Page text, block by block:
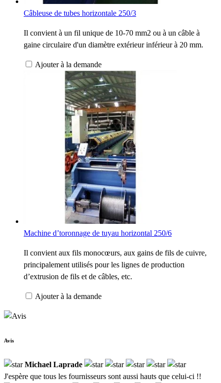
Câbleuse de tubes horizontale 250/3
Il convient à un fil unique de 10-70 mm2 ou à un câble à
gaine circulaire d'un diamètre extérieur inférieur à 20 mm.
Ajouter à la demande
Machine d’toronnage de tuyau horizontal 250/6
Il convient aux fils monocœurs, aux gains de fils de cuivre,
principalement utilisés pour les lignes de production
d’extrusion de fils et de câbles, etc.
Ajouter à la demande
Avis
Michael Laprade
J'espère que tous les fournisseurs sont aussi hauts que celui-ci !!